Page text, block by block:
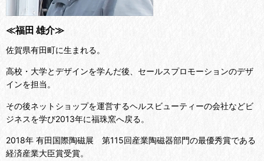
≪福田 雄介≫
佐賀県有田町に生まれる。
高校・大学とデザインを学んだ後、セールスプロモーションのデザ
インを担当。
その後ネットショップを運営するヘルスビューティーの会社などビ
ジネスを学び2013年に福珠窯へ戻る。
2018年 有田国際陶磁展 第115回産業陶磁器部門の最優秀賞である
経済産業大臣賞受賞。